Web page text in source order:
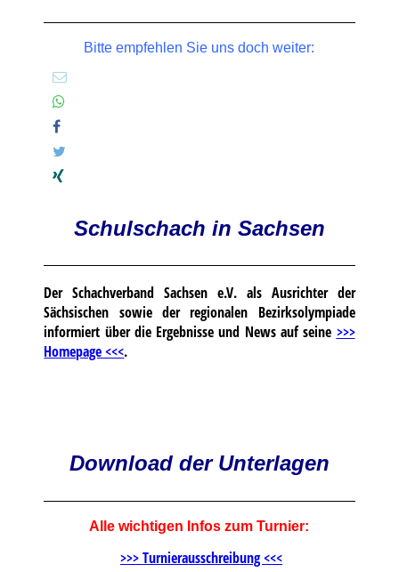
Bitte empfehlen Sie uns doch weiter:
Schulschach in Sachsen
Der Schachverband Sachsen e.V. als Ausrichter der
Sächsischen sowie der regionalen Bezirksolympiade
informiert über die Ergebnisse und News auf seine >>>
Homepage <<<.
Download der Unterlagen
Alle wichtigen Infos zum Turnier:
>>> Turnierausschreibung <<<